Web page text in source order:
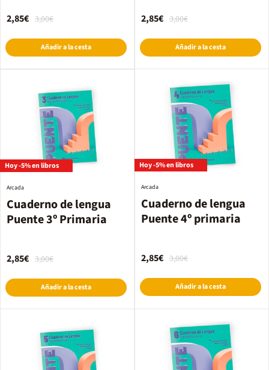
3,00€
2,85€
Añadir a la cesta
3,00€
2,85€
Añadir a la cesta
Hoy -5% en libros
Cuaderno de lengua
Puente 3º Primaria
Arcada
3,00€
2,85€
Añadir a la cesta
Hoy -5% en libros
Cuaderno de lengua
Puente 4º primaria
Arcada
3,00€
2,85€
Añadir a la cesta